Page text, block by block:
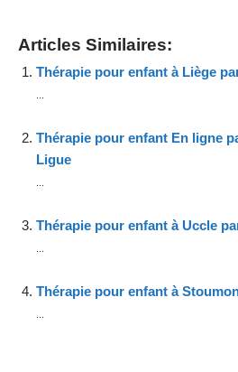
Articles Similaires:
Thérapie pour enfant à Liège
Thérapie pour enfant En ligne
Ligue
Thérapie pour enfant à Uccle
Thérapie pour enfant à